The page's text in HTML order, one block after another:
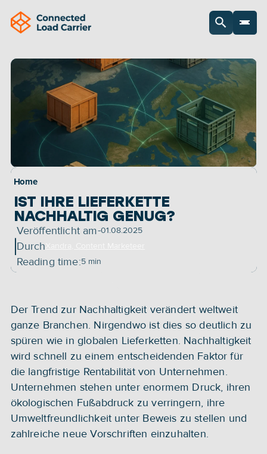
Home
IST IHRE LIEFERKETTE
NACHHALTIG GENUG?
|
Veröffentlicht am-01.08.2025
Durch
Reading time:5 min
Der Trend zur Nachhaltigkeit verändert weltweit
ganze Branchen. Nirgendwo ist dies so deutlich zu
spüren wie in globalen Lieferketten. Nachhaltigkeit
wird schnell zu einem entscheidenden Faktor für
die langfristige Rentabilität von Unternehmen.
Unternehmen stehen unter enormem Druck, ihren
ökologischen Fußabdruck zu verringern, ihre
Umweltfreundlichkeit unter Beweis zu stellen und
zahlreiche neue Vorschriften einzuhalten.